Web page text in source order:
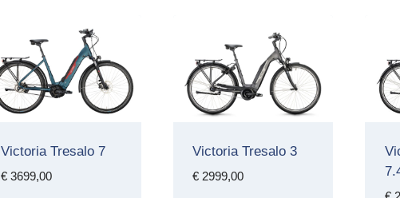
Victoria Tresalo 7
€3699,00
Victoria Tresalo 3
€ 2999,00